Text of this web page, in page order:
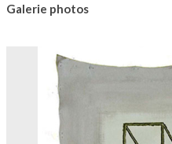
Galerie photos